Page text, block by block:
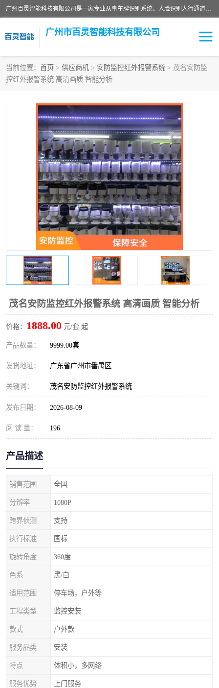
广州百灵智能科技有限公司是一家专业从事车牌识别系统、人脸识别人行通道、安防监控交通设施、停车场智能管理系统、停车场云平台、车牌识别一体机、自动道闸、通道设备、交通设施及交通划线等产品研发、生产和销售的高新技术企业。
广州市百灵智能科技有限公司
当前位置： 首页 > 供应商机 > 安防监控红外报警系统 > 茂名安防监
控红外报警系统 高清画质 智能分析
茂名安防监控红外报警系统 高清画质 智能分析
价格： 1888.00 元/套 起
产品数量： 9999.00套
发货地址： 广东省广州市番禺区
关键词： 茂名安防监控红外报警系统
发布日期： 2026-08-09
阅 读 量： 196
产品描述
销售范围 全国
分辨率 1080P
跨界侦测 支持
执行标准 国标
旋转角度 360度
色系 黑/白
适用范围 停车场，户外等
工程类型 监控安装
款式 户外款
服务品类 安装
特点 体积小，多网络
服务优势 上门服务
安防监控红外报警系统
人脸识别系统